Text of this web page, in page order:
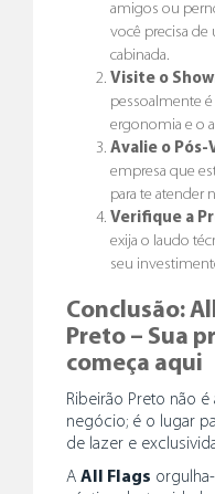
amigos ou
você precisa de
cabinada.
Visite o
pessoalmente
ergonomia e o
Avalie o Pós-
empresa que
para te atender
Verifique a
exija o laudo
seu
Conclusão:
Preto – Sua
começa aqui
Ribeirão Preto não
negócio; é o lugar
de lazer e
A All Flags